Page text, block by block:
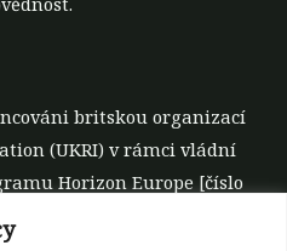
britskou organizací
(UKRI) v rámci vládní
Horizon Europe [číslo